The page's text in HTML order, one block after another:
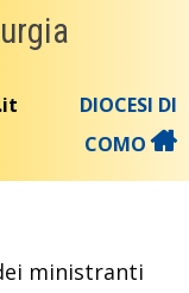
DIOCESI DI
COMO
ministranti